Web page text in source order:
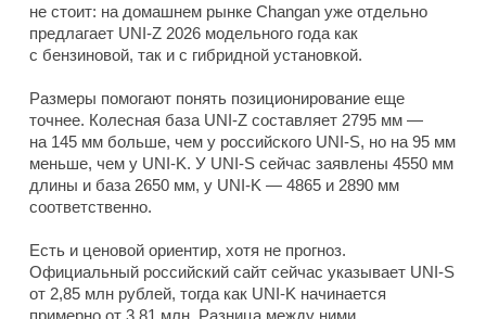
не стоит: на домашнем рынке Changan уже отдельно
предлагает UNI-Z 2026 модельного года как
с бензиновой, так и с гибридной установкой.
Размеры помогают понять позиционирование еще
точнее. Колесная база UNI-Z составляет 2795 мм —
на 145 мм больше, чем у российского UNI-S, но на 95 мм
меньше, чем у UNI-K. У UNI-S сейчас заявлены 4550 мм
длины и база 2650 мм, у UNI-K — 4865 и 2890 мм
соответственно.
Есть и ценовой ориентир, хотя не прогноз.
Официальный российский сайт сейчас указывает UNI-S
от 2,85 млн рублей, тогда как UNI-K начинается
примерно от 3,81 млн. Разница между ними